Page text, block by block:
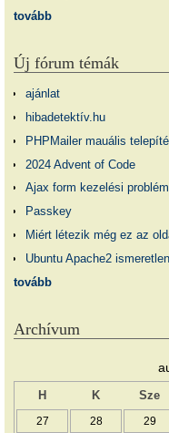
tovább
Új fórum témák
ajánlat
hibadetektív.hu
PHPMailer mauális
2024 Advent of Code
Ajax form kezelési
Passkey
Miért létezik még ez az
Ubuntu Apache2
tovább
Archívum
H K Sze
27 28 29